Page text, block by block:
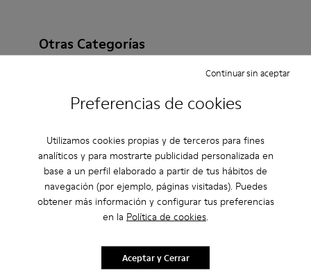
Preferencias de cookies
Utilizamos cookies propias y de terceros para fines
analíticos y para mostrarte publicidad personalizada en
base a un perfil elaborado a partir de tus hábitos de
navegación (por ejemplo, páginas visitadas). Puedes
obtener más información y configurar tus preferencias
en la Política de cookies.
Continuar sin aceptar
Aceptar y Cerrar
Otras Categorías
Non Leather
Bailarinas
Zapatos de cordones
Mocasines
Clogs
Botas
Zapatos Casual
Zapatillas
Zapatillas de Casa
Zapatos de vestir
Plataformas / Cuñas
Zapatos de tacón